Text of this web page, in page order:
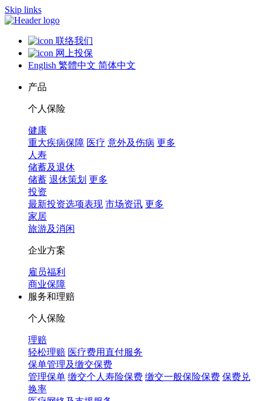
Skip links
联络我们
网上投保
English 繁體中文 简体中文
产品
个人保险
健康
重大疾病保障 医疗 意外及伤病 更多
人寿
储蓄及退休
储蓄 退休策划 更多
投资
最新投资选项表现 市场资讯 更多
家居
旅游及消闲
企业方案
雇员福利
商业保障
服务和理赔
个人保险
理赔
轻松理赔 医疗费用直付服务
保单管理及缴交保费
管理保单 缴交个人寿险保费 缴交一般保险保费 保费兑
换率